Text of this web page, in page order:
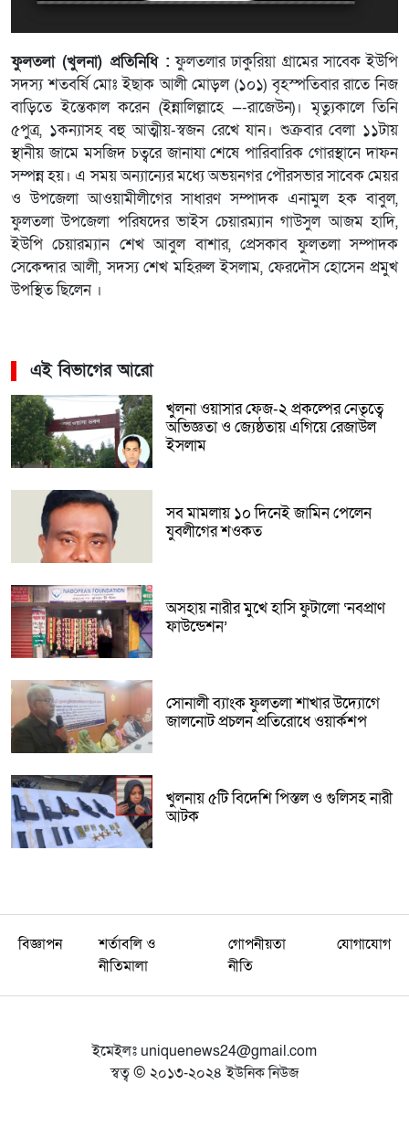
ফুলতলা (খুলনা) প্রতিনিধি : ফুলতলার ঢাকুরিয়া গ্রামের সাবেক ইউপি
সদস্য শতবর্ষি মোঃ ইছাক আলী মোড়ল (১০১) বৃহস্পতিবার রাতে নিজ
বাড়িতে ইন্তেকাল করেন (ইন্নালিল্লাহে —-রাজেউন)। মৃত্যুকালে তিনি
৫পুত্র, ১কন্যাসহ বহু আত্মীয়-স্বজন রেখে যান। শুক্রবার বেলা ১১টায়
স্থানীয় জামে মসজিদ চত্বরে জানাযা শেষে পারিবারিক গোরস্থানে দাফন
সম্পন্ন হয়। এ সময় অন্যান্যের মধ্যে অভয়নগর পৌরসভার সাবেক মেয়র
ও উপজেলা আওয়ামীলীগের সাধারণ সম্পাদক এনামুল হক বাবুল,
ফুলতলা উপজেলা পরিষদের ভাইস চেয়ারম্যান গাউসুল আজম হাদি,
ইউপি চেয়ারম্যান শেখ আবুল বাশার, প্রেসকাব ফুলতলা সম্পাদক
সেকেন্দার আলী, সদস্য শেখ মহিরুল ইসলাম, ফেরদৌস হোসেন প্রমুখ
উপস্থিত ছিলেন ।
এই বিভাগের আরো
খুলনা ওয়াসার ফেজ-২ প্রকল্পের নেতৃত্বে
অভিজ্ঞতা ও জ্যেষ্ঠতায় এগিয়ে রেজাউল
ইসলাম
সব মামলায় ১০ দিনেই জামিন পেলেন
যুবলীগের শওকত
অসহায় নারীর মুখে হাসি ফুটালো ‘নবপ্রাণ
ফাউন্ডেশন’
সোনালী ব্যাংক ফুলতলা শাখার উদ্যোগে
জালনোট প্রচলন প্রতিরোধে ওয়ার্কশপ
খুলনায় ৫টি বিদেশি পিস্তল ও গুলিসহ নারী
আটক
বিজ্ঞাপন
শর্তাবলি ও
নীতিমালা
গোপনীয়তা
নীতি
যোগাযোগ
ইমেইলঃ uniquenews24@gmail.com
স্বত্ব © ২০১৩-২০২৪ ইউনিক নিউজ